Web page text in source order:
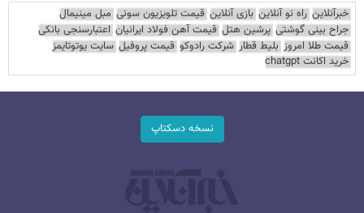
خبرآنلاین راه نو آنلاین بازی آنلاین قیمت تلویزیون سونی مبل مینیمال
جراح بینی گوشتی پرشین هتل قیمت آهن فولاد ایرانیان اعتبارسنجی بانکی
قیمت طلا امروز بلیط قطار شرکت رادوکو قیمت پروفیل سایت یوتوتایمز
خرید اکانت chatgpt
نسخه دسکتاپ